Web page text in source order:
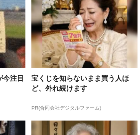
今注目
宝くじを知らないまま買う人ほ
ど、外れ続けます
PR(合同会社デジタルファーム)